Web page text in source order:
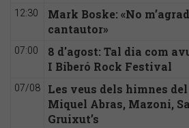
12:30
Mark Boske: «No
cantautor»
07:00
8 d'agost: Tal dia com
I Biberó Rock Festival
07/08
Les veus dels himnes
Miquel Abras, Mazoni,
Gruixut’s